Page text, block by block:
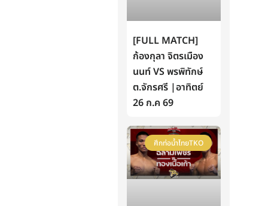
[FULL MATCH]
ก้องกุลา จิตรเมือง
นนท์ VS พรพิทักษ์
ต.จักรศรี |อาทิตย์
26 ก.ค 69
ศึกท่อน้ำไทยTKO